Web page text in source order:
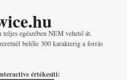
egészében NEM vehető át.
belőle 300 karakterig a forrás
értékesíti: